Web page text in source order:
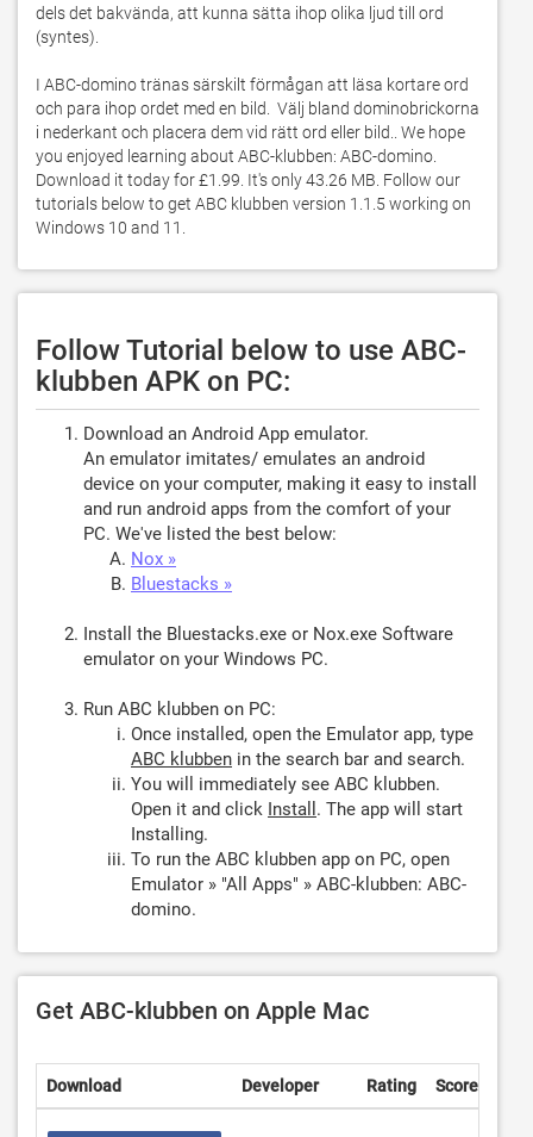
dels det bakvända, att kunna sätta ihop olika ljud till ord
(syntes).
I ABC-domino tränas särskilt förmågan att läsa kortare ord
och para ihop ordet med en bild.  Välj bland dominobrickorna
i nederkant och placera dem vid rätt ord eller bild.. We hope
you enjoyed learning about ABC-klubben: ABC-domino.
Download it today for £1.99. It's only 43.26 MB. Follow our
tutorials below to get ABC klubben version 1.1.5 working on
Windows 10 and 11.
Follow Tutorial below to use ABC-
klubben APK on PC:
Download an Android App emulator.
An emulator imitates/ emulates an android
device on your computer, making it easy to install
and run android apps from the comfort of your
PC. We've listed the best below:
Nox »
Bluestacks »
Install the Bluestacks.exe or Nox.exe Software
emulator on your Windows PC.
Run ABC klubben on PC:
Once installed, open the Emulator app, type
ABC klubben in the search bar and search.
You will immediately see ABC klubben.
Open it and click Install . The app will start
Installing.
To run the ABC klubben app on PC, open
Emulator » "All Apps" » ABC-klubben: ABC-
domino.
Get ABC-klubben on Apple Mac
Download Developer Rating Score